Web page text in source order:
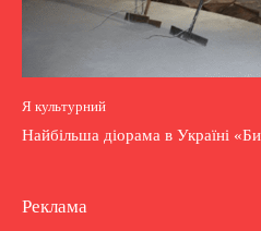
Я культурний
Найбільша діорама в Україні
Реклама